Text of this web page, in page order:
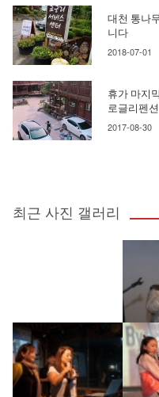
대천 통나
니다
2018-07-01
휴가 마지
로글리펜션
2017-08-30
최근 사진 갤러리